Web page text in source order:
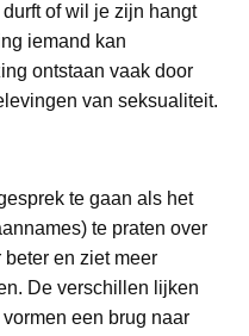
of wil je zijn hangt
iemand kan
ontstaan vaak door
van seksualiteit.
te gaan als het
te praten over
en ziet meer
De verschillen lijken
een brug naar